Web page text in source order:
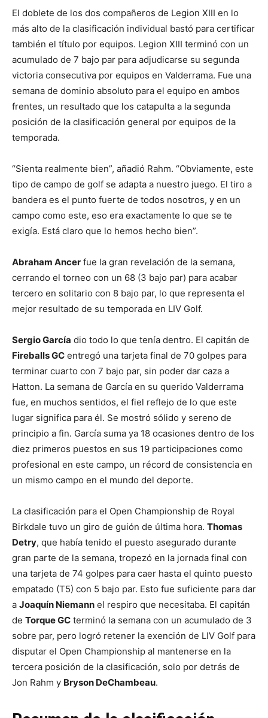
El doblete de los dos compañeros de Legion XIII en lo
más alto de la clasificación individual bastó para certificar
también el título por equipos. Legion XIII terminó con un
acumulado de 7 bajo par para adjudicarse su segunda
victoria consecutiva por equipos en Valderrama. Fue una
semana de dominio absoluto para el equipo en ambos
frentes, un resultado que los catapulta a la segunda
posición de la clasificación general por equipos de la
temporada.
“Sienta realmente bien”, añadió Rahm. “Obviamente, este
tipo de campo de golf se adapta a nuestro juego. El tiro a
bandera es el punto fuerte de todos nosotros, y en un
campo como este, eso era exactamente lo que se te
exigía. Está claro que lo hemos hecho bien”.
Abraham Ancer fue la gran revelación de la semana,
cerrando el torneo con un 68 (3 bajo par) para acabar
tercero en solitario con 8 bajo par, lo que representa el
mejor resultado de su temporada en LIV Golf.
Sergio García dio todo lo que tenía dentro. El capitán de
Fireballs GC entregó una tarjeta final de 70 golpes para
terminar cuarto con 7 bajo par, sin poder dar caza a
Hatton. La semana de García en su querido Valderrama
fue, en muchos sentidos, el fiel reflejo de lo que este
lugar significa para él. Se mostró sólido y sereno de
principio a fin. García suma ya 18 ocasiones dentro de los
diez primeros puestos en sus 19 participaciones como
profesional en este campo, un récord de consistencia en
un mismo campo en el mundo del deporte.
La clasificación para el Open Championship de Royal
Birkdale tuvo un giro de guión de última hora. Thomas
Detry, que había tenido el puesto asegurado durante
gran parte de la semana, tropezó en la jornada final con
una tarjeta de 74 golpes para caer hasta el quinto puesto
empatado (T5) con 5 bajo par. Esto fue suficiente para dar
a Joaquín Niemann el respiro que necesitaba. El capitán
de Torque GC terminó la semana con un acumulado de 3
sobre par, pero logró retener la exención de LIV Golf para
disputar el Open Championship al mantenerse en la
tercera posición de la clasificación, solo por detrás de
Jon Rahm y Bryson DeChambeau.